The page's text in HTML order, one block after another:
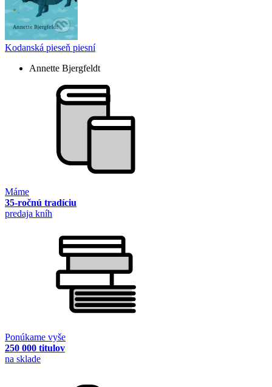
Kodanská pieseň piesní
Annette Bjergfeldt
Máme
35-ročnú tradíciu
predaja kníh
Ponúkame vyše
250 000 titulov
na sklade